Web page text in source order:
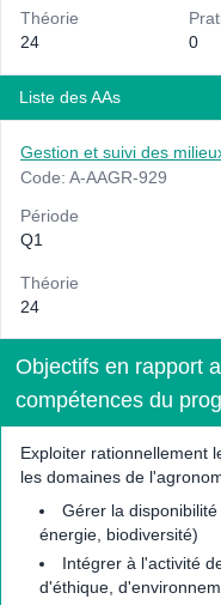
Théorie
24
0
Liste des AAs
Gestion et suivi des
Code: A-AAGR-929
Période
Q1
Théorie
24
Objectifs en rapport
compétences du
Exploiter rationnellement
les domaines de
Gérer la
énergie, biodiversité)
Intégrer à l'activité
d'éthique,